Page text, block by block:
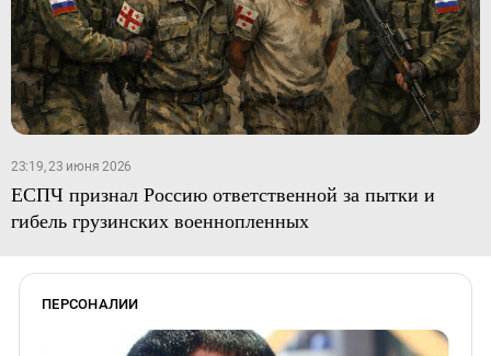
23:19, 23 июня 2026
ЕСПЧ признал Россию ответственной за пытки и
гибель грузинских военнопленных
ПЕРСОНАЛИИ